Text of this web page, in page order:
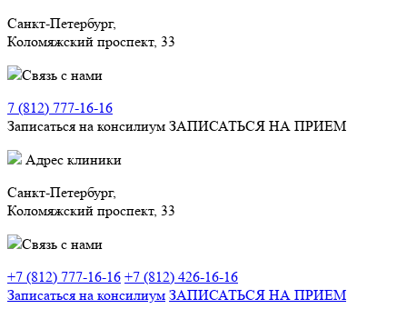
Санкт-Петербург,
Коломяжский проспект, 33
Связь с нами
7 (812) 777-16-16
Записаться на консилиум ЗАПИСАТЬСЯ НА ПРИЕМ
Адрес клиники
Санкт-Петербург,
Коломяжский проспект, 33
Связь с нами
+7 (812) 777-16-16 +7 (812) 426-16-16
Записаться на консилиум ЗАПИСАТЬСЯ НА ПРИЕМ